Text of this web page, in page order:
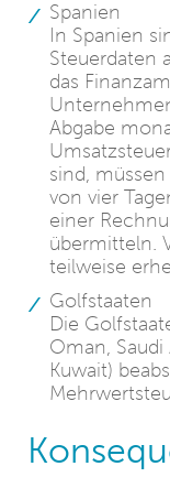
Spanien
In Spanien
Steuerdaten
das
Abgabe
sind,
von vier
einer
übermitteln.
teilweise
Golfstaaten
Die
Oman, Saudi
Kuwait)